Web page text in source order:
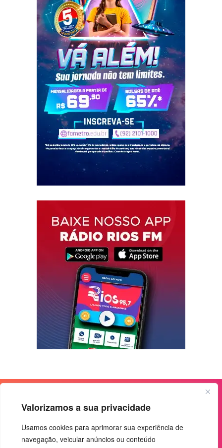
Valorizamos a sua privacidade
Usamos cookies para aprimorar sua experiência de
navegação, veicular anúncios ou conteúdo